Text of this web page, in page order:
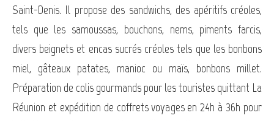
Saint-Denis. Il propose des sandwichs, des apéritifs créoles,
tels que les samoussas, bouchons, nems, piments farcis,
divers beignets et encas sucrés créoles tels que les bonbons
miel, gâteaux patates, manioc ou maïs, bonbons millet.
Préparation de colis gourmands pour les touristes quittant La
Réunion et expédition de coffrets voyages en 24h à 36h pour